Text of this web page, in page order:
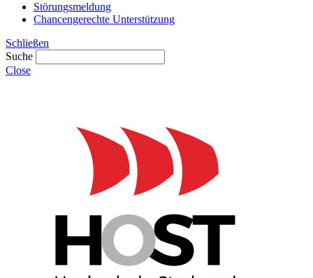
Störungsmeldung
Chancengerechte Unterstützung
Schließen
Suche
Close